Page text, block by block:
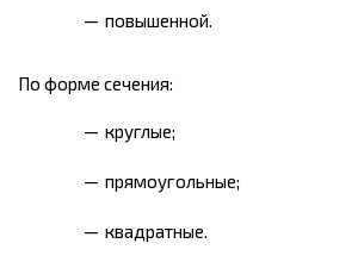
повышенной.
По форме сечения:
круглые;
прямоугольные;
квадратные.